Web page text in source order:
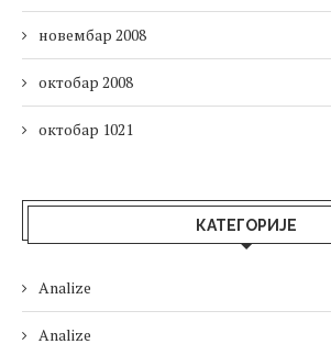
новембар 2008
октобар 2008
октобар 1021
КАТЕГОРИЈЕ
Analize
Analize